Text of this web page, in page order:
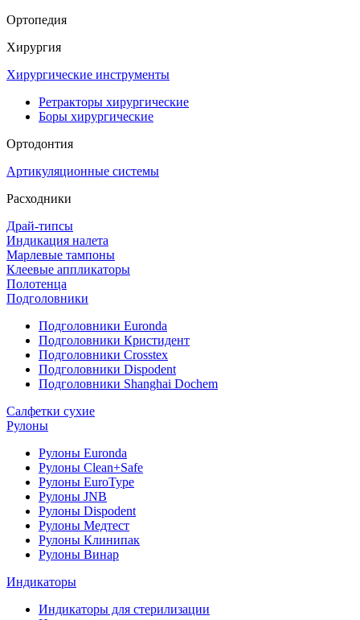
Ортопедия
Хирургия
Хирургические инструменты
Ретракторы хирургические
Боры хирургические
Ортодонтия
Артикуляционные системы
Расходники
Драй-типсы
Индикация налета
Марлевые тампоны
Клеевые аппликаторы
Полотенца
Подголовники
Подголовники Euronda
Подголовники Кристидент
Подголовники Crosstex
Подголовники Dispodent
Подголовники Shanghai Dochem
Салфетки сухие
Рулоны
Рулоны Euronda
Рулоны Clean+Safe
Рулоны EuroType
Рулоны JNB
Рулоны Dispodent
Рулоны Медтест
Рулоны Клинипак
Рулоны Винар
Индикаторы
Индикаторы для стерилизации